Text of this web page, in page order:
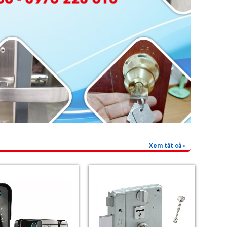
Xem tất cả »